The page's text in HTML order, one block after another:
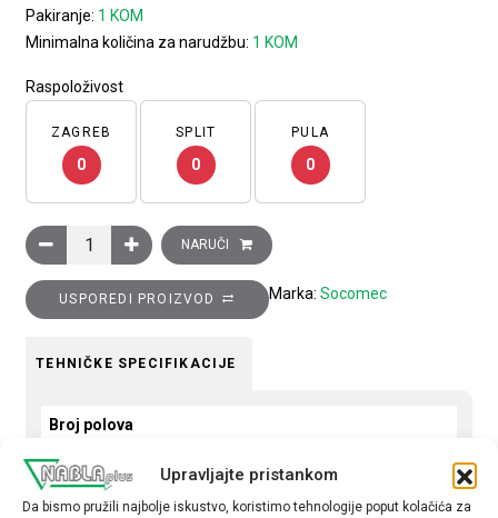
Upravljajte pristankom
Da bismo pružili najbolje iskustvo, koristimo tehnologije poput kolačića za
Pakiranje: 1 KOM
Minimalna količina za narudžbu: 1 KOM
Raspoloživost
ZAGREB
0
SPLIT
0
PULA
0
Teretna sklopka, SIRCO M, 4P, 160A količina
NARUČI
USPOREDI PROIZVOD Marka: Socomec
TEHNIČKE SPECIFIKACIJE
Broj polova
4P
Nazivna struja